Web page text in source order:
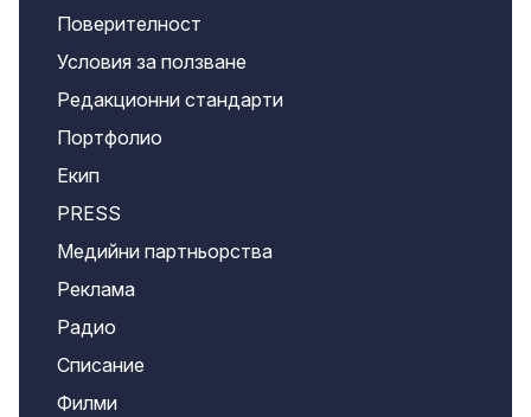
Поверителност
Условия за ползване
Редакционни стандарти
Портфолио
Екип
PRESS
Медийни партньорства
Реклама
Радио
Списание
Филми